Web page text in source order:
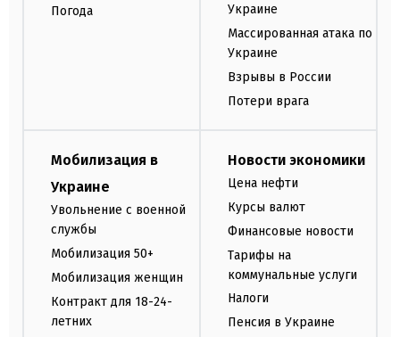
Погода
Украине
Массированная атака по
Украине
Взрывы в России
Потери врага
Мобилизация в
Украине
Увольнение с военной
службы
Мобилизация 50+
Мобилизация женщин
Контракт для 18-24-
летних
Новости экономики
Цена нефти
Курсы валют
Финансовые новости
Тарифы на
коммунальные услуги
Налоги
Пенсия в Украине